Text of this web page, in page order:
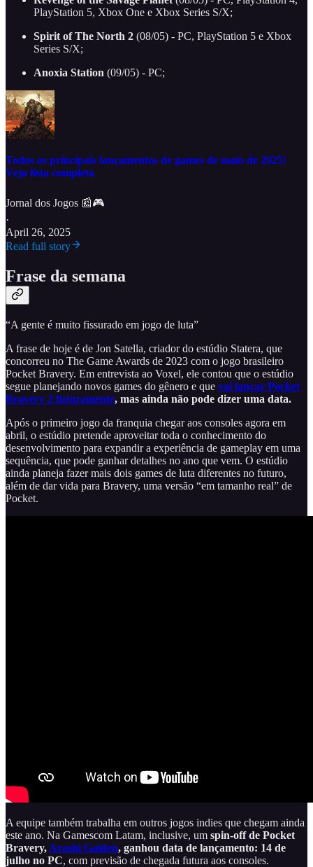
PlayStation 5, Xbox One e Xbox Series S/X;
Spirit of The North 2 (08/05) - PC, PlayStation 5 e Xbox
Series S/X;
Anoxia Station (09/05) - PC;
Todos os principais lançamentos de games de maio de 2025!
Veja lista completa
Jornal dos Jogos 📰🎮
·
April 26, 2025
Read full story
Frase da semana
“A gente é muito fissurado em jogo de luta”
A frase de hoje é de Jon Satella, criador do estúdio Statera, que
concorreu no The Game Awards de 2023 com o jogo brasileiro
Pocket Bravery. Em entrevista ao Voxel, ele contou que o estúdio
segue planejando novos games do gênero e que vai lançar Pocket
Bravery 2 futuramente, mas ainda não pode dizer uma data.
Após o primeiro jogo da franquia chegar aos consoles agora em
abril, o estúdio pretende aproveitar toda o conhecimento do
desenvolvimento para expandir a experiência de gameplay em uma
sequência, que pode ganhar detalhes no ano que vem. O estúdio
ainda planeja fazer mais dois games de luta diferentes no futuro,
além de dar vida para Bravery, uma versão “em tamanho real” de
Pocket.
A equipe também trabalha em outros jogos indies que chegam ainda
este ano. Na Gamescom Latam, inclusive, um spin-off de Pocket
Bravery, Arashi Gaiden, ganhou data de lançamento: 14 de
julho no PC, com previsão de chegada futura aos consoles.